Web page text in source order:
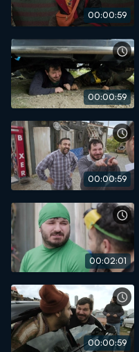
00:00:59
00:00:59
00:00:59
00:02:01
00:00:59